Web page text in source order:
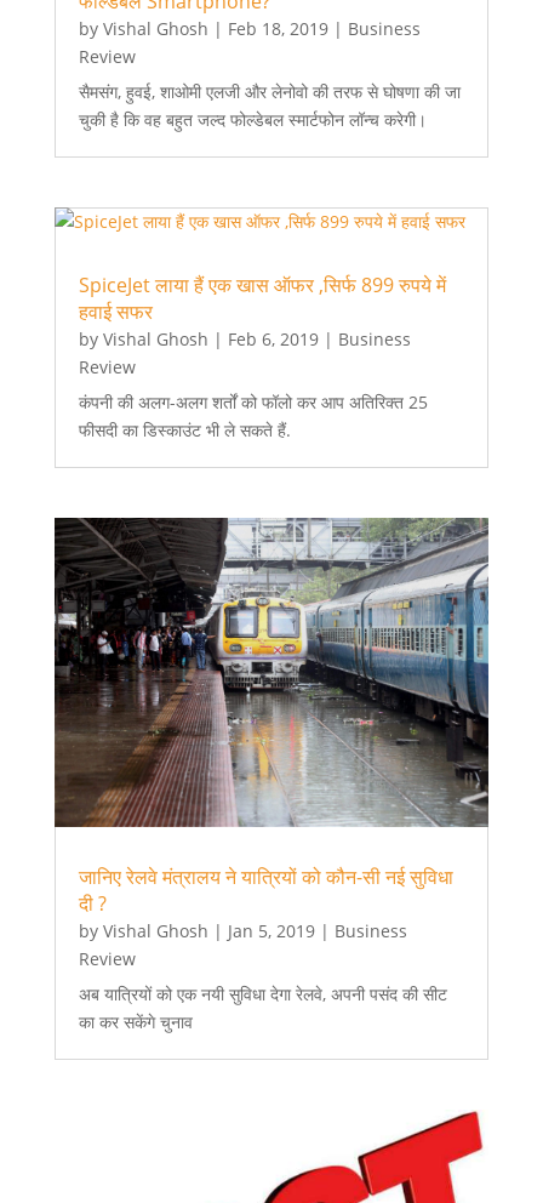
by Vishal Ghosh | Feb 18, 2019| Business
Review
सैमसंग, हुवई, शाओमी एलजी और लेनोवो की तरफ से घोषणा की जा
चुकी है कि वह बहुत जल्द फोल्डेबल स्मार्टफोन लॉन्च करेगी।
SpiceJet लाया हैं एक खास ऑफर ,सिर्फ 899 रुपये में
हवाई सफर
by Vishal Ghosh | Feb 6, 2019| Business
Review
कंपनी की अलग-अलग शर्तों को फॉलो कर आप अतिरिक्‍त 25
फीसदी का डिस्‍काउंट भी ले सकते हैं.
जानिए रेलवे मंत्रालय ने यात्रियों को कौन-सी नई सुविधा
दी ?
by Vishal Ghosh | Jan 5, 2019| Business
Review
अब यात्रियों को एक नयी सुविधा देगा रेलवे, अपनी पसंद की सीट
का कर सकेंगे चुनाव